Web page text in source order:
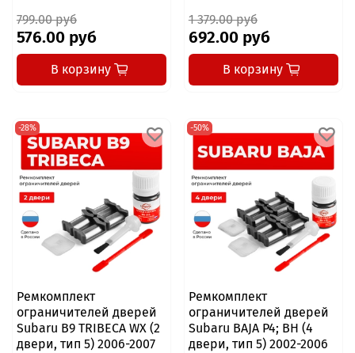
799.00 руб
576.00 руб
В корзину
1 379.00 руб
692.00 руб
В корзину
-28%
Ремкомплект
ограничителей дверей
Subaru B9 TRIBECA WX (2
двери, тип 5) 2006-2007
-50%
Ремкомплект
ограничителей дверей
Subaru BAJA P4; BH (4
двери, тип 5) 2002-2006